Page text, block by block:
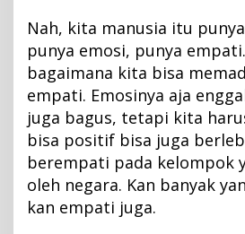
Nah, kita manusia itu
punya emosi, punya
bagaimana kita bisa
empati. Emosinya aja
juga bagus, tetapi kita
bisa positif bisa juga
berempati pada kelompok
oleh negara. Kan banyak
kan empati juga.